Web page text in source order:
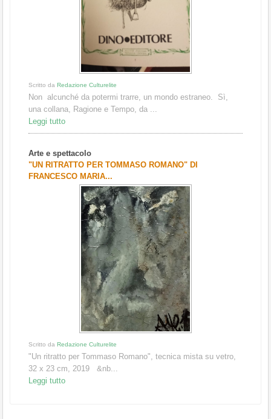
Scritto da Redazione Culturelite
Non alcunché da potermi trarre, un mondo estraneo. Sì,
una collana, Ragione e Tempo, da ...
Leggi tutto
Arte e spettacolo
"UN RITRATTO PER TOMMASO ROMANO" DI
FRANCESCO MARIA...
Scritto da Redazione Culturelite
"Un ritratto per Tommaso Romano", tecnica mista su vetro,
32 x 23 cm, 2019 &nb...
Leggi tutto